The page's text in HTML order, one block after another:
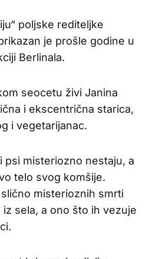
poljske rediteljke
je prošle godine u
Berlinala.
seocetu živi Janina
i ekscentrična starica,
i vegetarijanac.
psi misteriozno nestaju, a
telo svog komšije.
misterioznih smrti
sela, a ono što ih vezuje